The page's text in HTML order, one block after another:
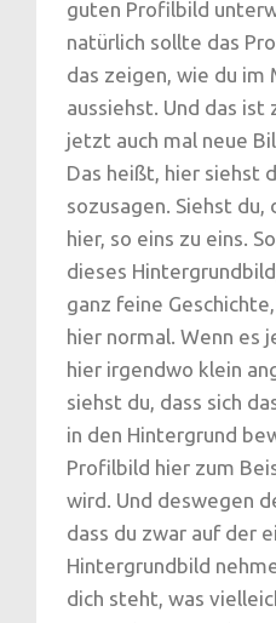
guten Profilbild
natürlich sollte das
das zeigen, wie du im
aussiehst. Und das ist
jetzt auch mal neue
Das heißt, hier siehst
sozusagen. Siehst
hier, so eins zu eins.
dieses
ganz feine
hier normal. Wenn es
hier irgendwo klein
siehst du, dass sich
in den Hintergrund
Profilbild hier zum
wird. Und deswegen
dass du zwar auf der
Hintergrundbild
dich steht, was